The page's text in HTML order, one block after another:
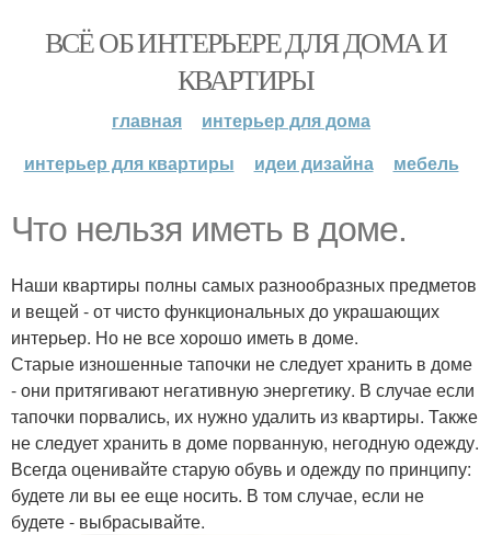
ВСЁ ОБ ИНТЕРЬЕРЕ ДЛЯ ДОМА И
КВАРТИРЫ
главная
интерьер для дома
интерьер для квартиры
идеи дизайна мебель
Что нельзя иметь в доме.
Наши квартиры полны самых разнообразных предметов
и вещей - от чисто функциональных до украшающих
интерьер. Но не все хорошо иметь в доме.
Старые изношенные тапочки не следует хранить в доме
- они притягивают негативную энергетику. В случае если
тапочки порвались, их нужно удалить из квартиры. Также
не следует хранить в доме порванную, негодную одежду.
Всегда оценивайте старую обувь и одежду по принципу:
будете ли вы ее еще носить. В том случае, если не
будете - выбрасывайте.